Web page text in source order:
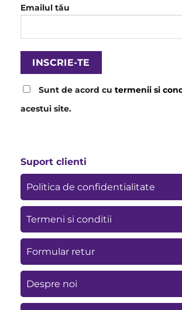
Emailul tău
Sunt de acord cu termenii si
acestui site.
Suport clienti
Politica de confidentialitate
Termeni si conditii
Formular retur
Despre noi